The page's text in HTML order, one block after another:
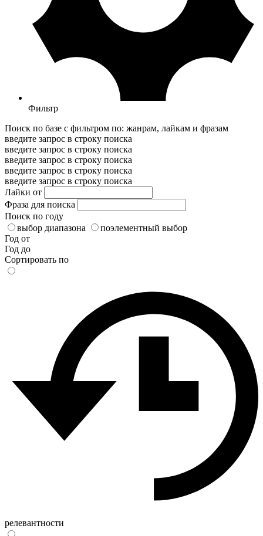
Фильтр
Поиск по базе с фильтром по: жанрам, лайкам и фразам
введите запрос в строку поиска
введите запрос в строку поиска
введите запрос в строку поиска
введите запрос в строку поиска
введите запрос в строку поиска
Лайки от
Фраза для поиска
Поиск по году
выбор диапазона
поэлементный выбор
Год от
Год до
Сортировать по
релевантности